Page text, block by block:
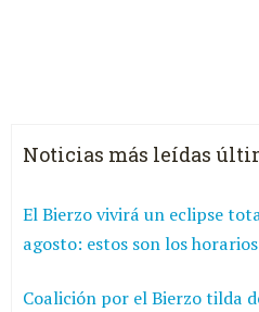
Noticias más leídas
El Bierzo vivirá un eclipse
agosto: estos son los
Coalición por el Bierzo tilda